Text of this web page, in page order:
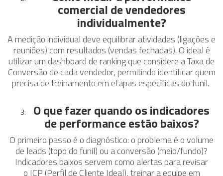
comercial de vendedores
individualmente?
A medição individual deve equilibrar atividades (ligações e
reuniões) com resultados (vendas fechadas). O ideal é
utilizar um dashboard de ranking que considere a Taxa de
Conversão de cada vendedor, permitindo identificar quem
precisa de treinamento em etapas específicas do funil.
O que fazer quando os indicadores
de performance estão baixos?
O primeiro passo é o diagnóstico: o problema é o volume
de leads (topo do funil) ou a conversão (meio/fundo)?
Indicadores baixos servem como alertas para revisar
o ICP (Perfil de Cliente Ideal), treinar a equipe em